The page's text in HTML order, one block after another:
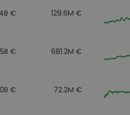
€ 129.6M €
€ 681.2M €
€ 72.2M €